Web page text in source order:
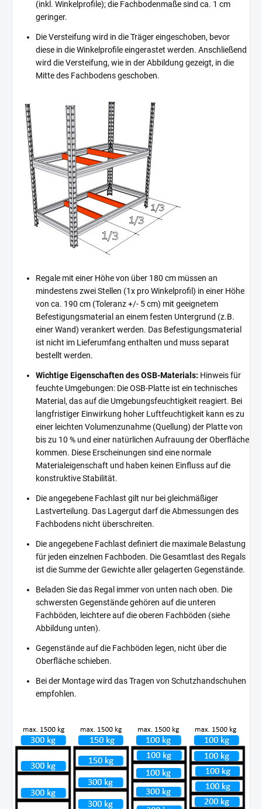
(inkl. Winkelprofile); die Fachbodenmaße sind ca. 1 cm
geringer.
Die Versteifung wird in die Träger eingeschoben, bevor
diese in die Winkelprofile eingerastet werden. Anschließend
wird die Versteifung, wie in der Abbildung gezeigt, in die
Mitte des Fachbodens geschoben.
Regale mit einer Höhe von über 180 cm müssen an
mindestens zwei Stellen (1x pro Winkelprofil) in einer Höhe
von ca. 190 cm (Toleranz +/- 5 cm) mit geeignetem
Befestigungsmaterial an einem festen Untergrund (z.B.
einer Wand) verankert werden. Das Befestigungsmaterial
ist nicht im Lieferumfang enthalten und muss separat
bestellt werden.
Wichtige Eigenschaften des OSB-Materials: Hinweis für
feuchte Umgebungen: Die OSB-Platte ist ein technisches
Material, das auf die Umgebungsfeuchtigkeit reagiert. Bei
langfristiger Einwirkung hoher Luftfeuchtigkeit kann es zu
einer leichten Volumenzunahme (Quellung) der Platte von
bis zu 10 % und einer natürlichen Aufrauung der Oberfläche
kommen. Diese Erscheinungen sind eine normale
Materialeigenschaft und haben keinen Einfluss auf die
konstruktive Stabilität.
Die angegebene Fachlast gilt nur bei gleichmäßiger
Lastverteilung. Das Lagergut darf die Abmessungen des
Fachbodens nicht überschreiten.
Die angegebene Fachlast definiert die maximale Belastung
für jeden einzelnen Fachboden. Die Gesamtlast des Regals
ist die Summe der Gewichte aller gelagerten Gegenstände.
Beladen Sie das Regal immer von unten nach oben. Die
schwersten Gegenstände gehören auf die unteren
Fachböden, leichtere auf die oberen Fachböden (siehe
Abbildung unten).
Gegenstände auf die Fachböden legen, nicht über die
Oberfläche schieben.
Bei der Montage wird das Tragen von Schutzhandschuhen
empfohlen.